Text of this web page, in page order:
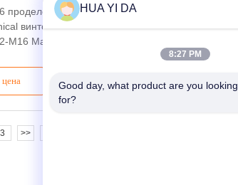
продело нитку машину рукава экипажа
винтового нареза Модель HYD-QC-16
M16 Максимальная дл...
3 >>
HUA YI DA
8:27 PM
Good day, what product are you looking
for?